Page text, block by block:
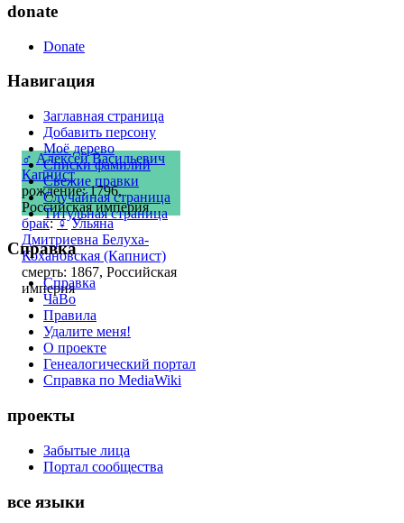
♂ Алексей Васильевич
Капнист
рождение: 1796,
Российская империя
брак:♀ Ульяна
Дмитриевна Белуха-
Кохановская (Капнист)
смерть: 1867, Российская
империя
donate
Donate
Навигация
Заглавная страница
Добавить персону
Моё дерево
Списки фамилий
Свежие правки
Случайная страница
Титульная страница
Справка
Справка
ЧаВо
Правила
Удалите меня!
О проекте
Генеалогический портал
Справка по MediaWiki
проекты
Забытые лица
Портал сообщества
все языки